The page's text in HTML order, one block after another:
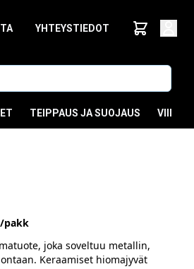
YHTEYSTIEDOT
TEIPPAUS JA SUOJAUS
pakk
joka soveltuu metallin,
Keraamiset hiomajyvät